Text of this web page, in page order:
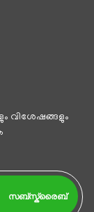
വിശേഷങ്ങളും
സബ്സ്ക്രൈബ്